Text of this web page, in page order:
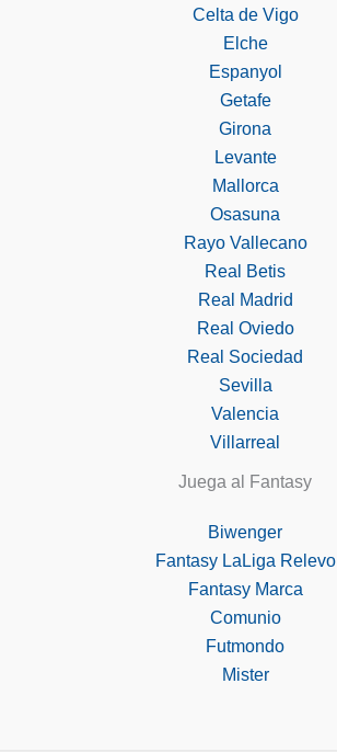
Celta de Vigo
Elche
Espanyol
Getafe
Girona
Levante
Mallorca
Osasuna
Rayo Vallecano
Real Betis
Real Madrid
Real Oviedo
Real Sociedad
Sevilla
Valencia
Villarreal
Juega al Fantasy
Biwenger
Fantasy LaLiga Relevo
Fantasy Marca
Comunio
Futmondo
Mister